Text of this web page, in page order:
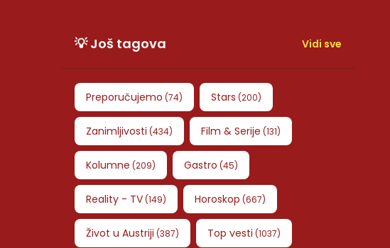
💡 Još tagova Vidi sve
Preporučujemo (74) Stars (200)
Zanimljivosti (434) Film & Serije (131)
Kolumne (209) Gastro (45)
Reality - TV(149) Horoskop (667)
Život u Austriji (387) Top vesti (1037)